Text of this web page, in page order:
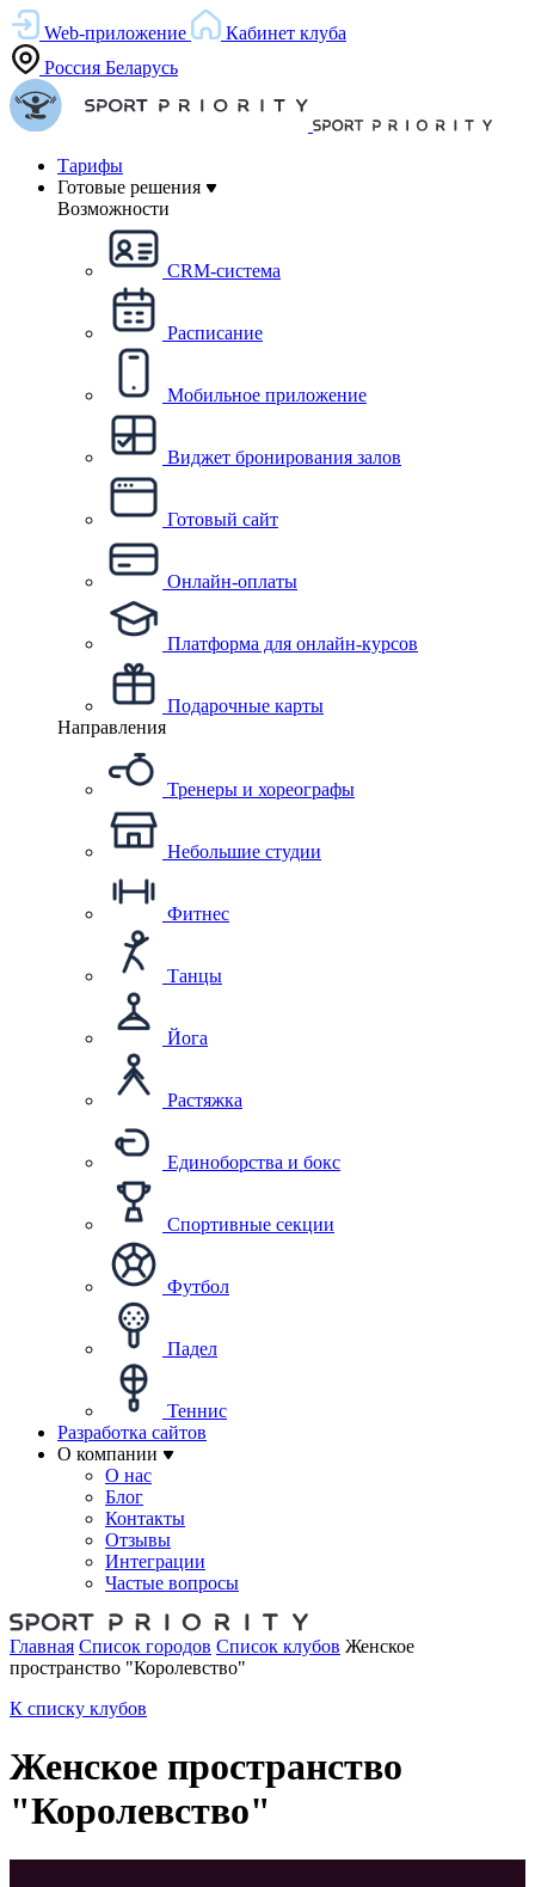
Web-приложение
Кабинет клуба
Россия Беларусь
Тарифы
Готовые решения
Возможности
CRM-система
Расписание
Мобильное приложение
Виджет бронирования залов
Готовый сайт
Онлайн-оплаты
Платформа для онлайн-курсов
Подарочные карты
Направления
Тренеры и хореографы
Небольшие студии
Фитнес
Танцы
Йога
Растяжка
Единоборства и бокс
Спортивные секции
Футбол
Падел
Теннис
Разработка сайтов
О компании
О нас
Блог
Контакты
Отзывы
Интеграции
Частые вопросы
Главная Список городов Список клубов Женское
пространство "Королевство"
К списку клубов
Женское пространство
"Королевство"